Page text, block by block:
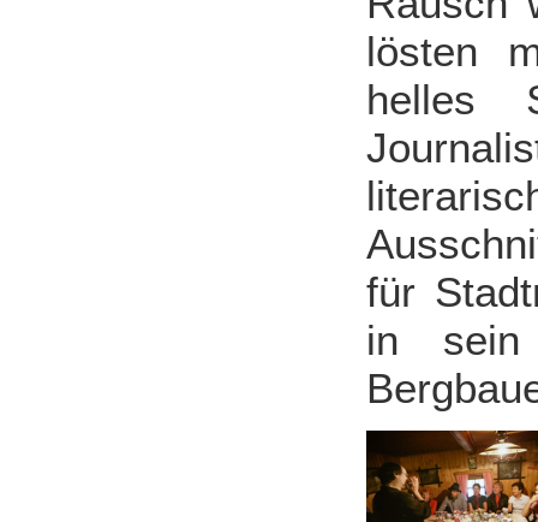
lösten
helles
für
in sein